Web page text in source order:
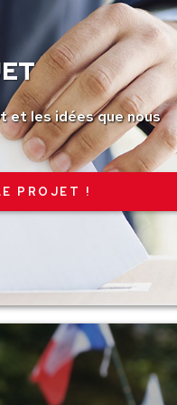
et les idées que nous
PROJET !